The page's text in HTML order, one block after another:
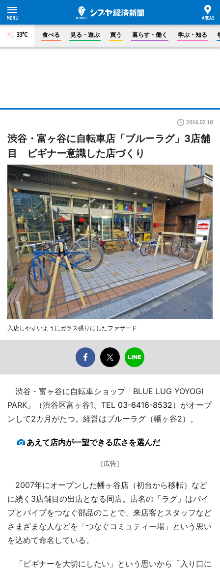
33°C 食べる 見る・遊ぶ 買う 暮らす・働く 学ぶ・知る
2016.02.18
渋谷・富ヶ谷に自転車店「ブルーラグ」3店舗
目 ビギナー意識した店づくり
入店しやすいようにガラス張りにしたファサード
渋谷・富ヶ谷に自転車ショップ「BLUE LUG YOYOGI
PARK」（渋谷区富ヶ谷1、TEL 03-6416-8532）がオープ
ンして2カ月がたつ。経営はブルーラグ（幡ヶ谷2）。
あえて店内が一望できる広さを選んだ
［広告］
2007年にオープンした幡ヶ谷店（初台から移転）など
に続く3店舗目の出店となる同店。店名の「ラグ」はパイ
プとパイプをつなぐ部品のことで、来店客とスタッフなど
さまざまな人などを「つなぐコミュティー場」という思い
を込めて命名している。
「ビギナーを大切にしたい」という思いから「入り口に